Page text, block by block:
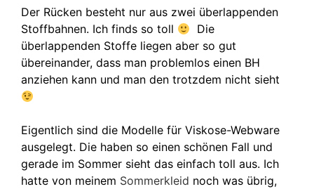
Der Rücken besteht nur aus zwei überlappenden
Stoffbahnen. Ich finds so toll
Die
überlappenden Stoffe liegen aber so gut
übereinander, dass man problemlos einen BH
anziehen kann und man den trotzdem nicht sieht
Eigentlich sind die Modelle für Viskose-Webware
ausgelegt. Die haben so einen schönen Fall und
gerade im Sommer sieht das einfach toll aus. Ich
hatte von meinem Sommerkleid noch was übrig,